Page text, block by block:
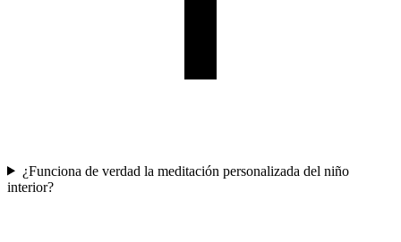
¿Funciona de verdad la meditación personalizada del niño
interior?